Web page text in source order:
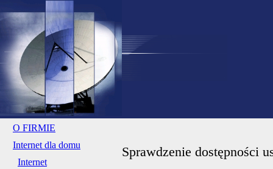
O FIRMIE
Internet dla domu
Internet
Sprawdzenie dostępności